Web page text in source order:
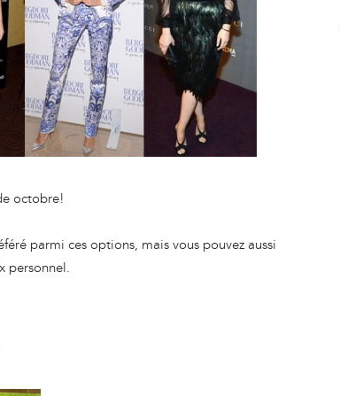
octobre!
parmi ces options, mais vous pouvez aussi
personnel.